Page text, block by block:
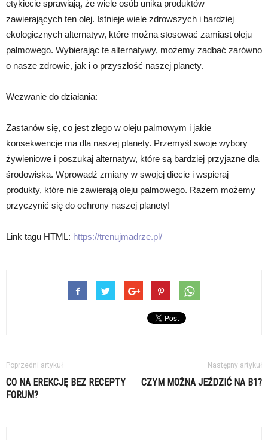
etykiecie sprawiają, że wiele osób unika produktów
zawierających ten olej. Istnieje wiele zdrowszych i bardziej
ekologicznych alternatyw, które można stosować zamiast oleju
palmowego. Wybierając te alternatywy, możemy zadbać zarówno
o nasze zdrowie, jak i o przyszłość naszej planety.
Wezwanie do działania:
Zastanów się, co jest złego w oleju palmowym i jakie
konsekwencje ma dla naszej planety. Przemyśl swoje wybory
żywieniowe i poszukaj alternatyw, które są bardziej przyjazne dla
środowiska. Wprowadź zmiany w swojej diecie i wspieraj
produkty, które nie zawierają oleju palmowego. Razem możemy
przyczynić się do ochrony naszej planety!
Link tagu HTML: https://trenujmadrze.pl/
Poprzedni artykuł
CO NA EREKCJĘ BEZ RECEPTY
FORUM?
Następny artykuł
CZYM MOŻNA JEŹDZIĆ NA B1?